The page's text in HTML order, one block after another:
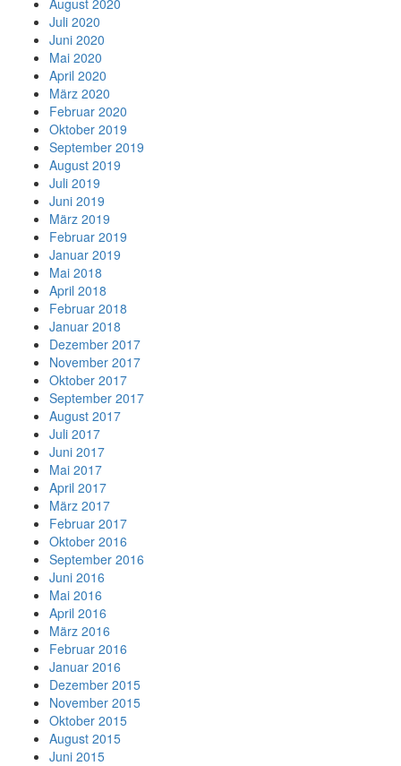
Juli 2020
Juni 2020
Mai 2020
April 2020
März 2020
Februar 2020
Oktober 2019
September 2019
August 2019
Juli 2019
Juni 2019
März 2019
Februar 2019
Januar 2019
Mai 2018
April 2018
Februar 2018
Januar 2018
Dezember 2017
November 2017
Oktober 2017
September 2017
August 2017
Juli 2017
Juni 2017
Mai 2017
April 2017
März 2017
Februar 2017
Oktober 2016
September 2016
Juni 2016
Mai 2016
April 2016
März 2016
Februar 2016
Januar 2016
Dezember 2015
November 2015
Oktober 2015
August 2015
Juni 2015